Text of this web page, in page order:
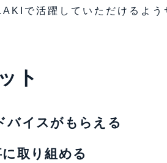
で活躍していただけるよう
ト
バイスがもらえる
取り組める